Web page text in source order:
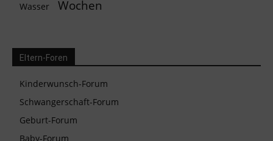
Wasser Wochen
Eltern-Foren
Kinderwunsch-Forum
Schwangerschaft-Forum
Geburt-Forum
Baby-Forum